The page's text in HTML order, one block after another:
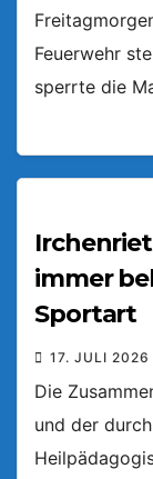
Feuerwehr
sperrte die
immer
Sportart
17. JULI 2026
Die
und der